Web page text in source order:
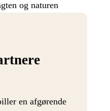
og naturen
en afgørende